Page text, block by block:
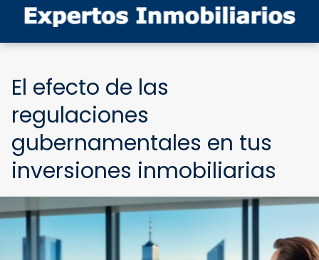
El efecto de las
regulaciones
gubernamentales en tus
inversiones inmobiliarias